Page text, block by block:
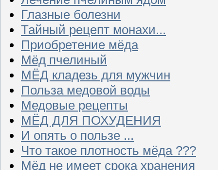
Глазные болезни
Тайный рецепт монахи...
Приобретение мёда
Мёд пчелиный
МЁД кладезь для мужчин
Польза медовой воды
Медовые рецепты
МЁД ДЛЯ ПОХУДЕНИЯ
И опять о пользе ...
Что такое плотность мёда ???
Мёд не имеет срока хранения